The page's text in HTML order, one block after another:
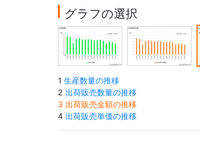
グラフの選択
1 生産数量の推移
2 出荷販売数量の推移
3 出荷販売金額の推移
4 出荷販売単価の推移